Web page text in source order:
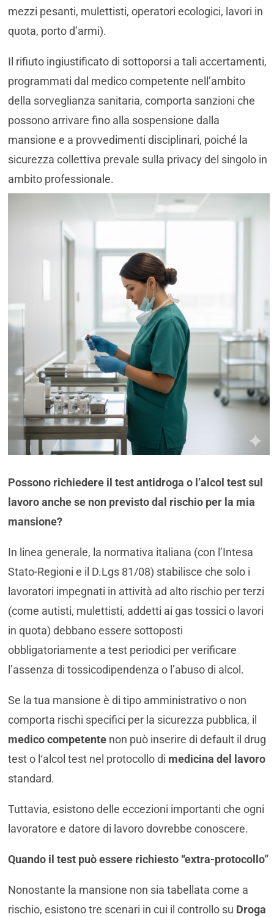
mezzi pesanti, mulettisti, operatori ecologici, lavori in
quota, porto d’armi).
Il rifiuto ingiustificato di sottoporsi a tali accertamenti,
programmati dal medico competente nell’ambito
della sorveglianza sanitaria, comporta sanzioni che
possono arrivare fino alla sospensione dalla
mansione e a provvedimenti disciplinari, poiché la
sicurezza collettiva prevale sulla privacy del singolo in
ambito professionale.
Possono richiedere il test antidroga o l’alcol test sul
lavoro anche se non previsto dal rischio per la mia
mansione?
In linea generale, la normativa italiana (con l’Intesa
Stato-Regioni e il D.Lgs 81/08) stabilisce che solo i
lavoratori impegnati in attività ad alto rischio per terzi
(come autisti, mulettisti, addetti ai gas tossici o lavori
in quota) debbano essere sottoposti
obbligatoriamente a test periodici per verificare
l’assenza di tossicodipendenza o l’abuso di alcol.
Se la tua mansione è di tipo amministrativo o non
comporta rischi specifici per la sicurezza pubblica, il
medico competente non può inserire di default il drug
test o l ‘alcol test nel protocollo di medicina del lavoro
standard.
Tuttavia, esistono delle eccezioni importanti che ogni
lavoratore e datore di lavoro dovrebbe conoscere.
Quando il test può essere richiesto “extra-protocollo”
Nonostante la mansione non sia tabellata come a
rischio, esistono tre scenari in cui il controllo su Droga